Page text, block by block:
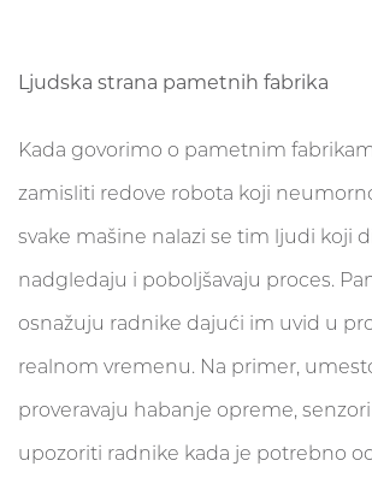
Ljudska strana pametnih fabrika
Kada govorimo o pametnim
zamisliti redove robota koji
svake mašine nalazi se tim ljudi koji
nadgledaju i poboljšavaju proces.
osnažuju radnike dajući im uvid u
realnom vremenu. Na primer,
proveravaju habanje opreme,
upozoriti radnike kada je potrebno